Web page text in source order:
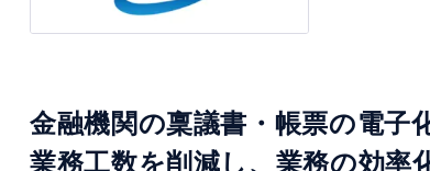
金融機関の稟議書・帳票の電
業務工数を削減し、業務の効率